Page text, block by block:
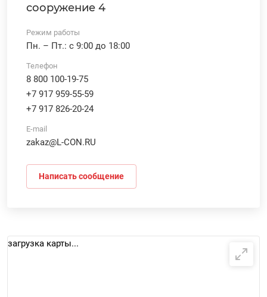
загрузка карты...
сооружение 4
Режим работы
Пн. – Пт.: с 9:00 до 18:00
Телефон
8 800 100-19-75
+7 917 959-55-59
+7 917 826-20-24
E-mail
zakaz@L-CON.RU
Написать сообщение